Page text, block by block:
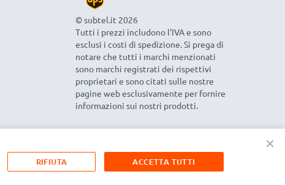
© subtel.it 2026
Tutti i prezzi includono l'IVA e sono
esclusi i costi di spedizione. Si prega di
notare che tutti i marchi menzionati
sono marchi registrati dei rispettivi
proprietari e sono citati sulle nostre
pagine web esclusivamente per fornire
informazioni sui nostri prodotti.
×
ACCETTA TUTTI
RIFIUTA